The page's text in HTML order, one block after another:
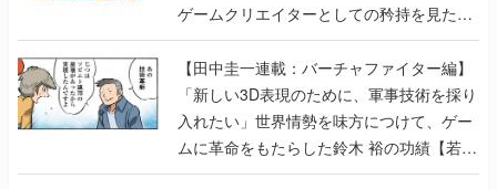
ゲームクリエイターとしての矜持を見た
【若ゲのいたり最終回】
【田中圭一連載：バーチャファイター編】
「新しい3D表現のために、軍事技術を採り
入れたい」世界情勢を味方につけて、ゲー
ムに革命をもたらした鈴木 裕の功績【若ゲ
のいたり】